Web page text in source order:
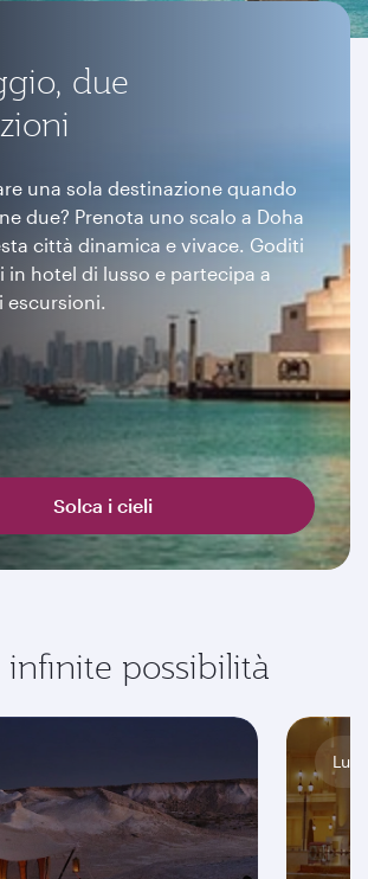
due
una sola destinazione quando
due? Prenota uno scalo a Doha
città dinamica e vivace. Goditi
in hotel di lusso e partecipa a
escursioni.
Solca i cieli
possibilità